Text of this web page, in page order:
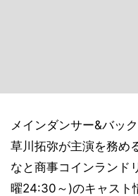
メインダンサー&バッ
草川拓弥が主演を務め
なと商事コインランド
曜24:30～)のキャスト